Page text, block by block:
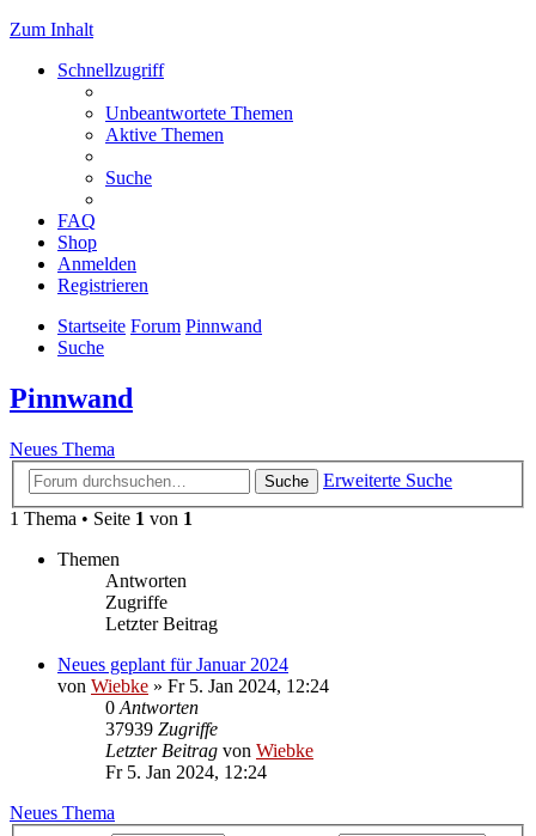
Zum Inhalt
Schnellzugriff
Unbeantwortete Themen
Aktive Themen
Suche
FAQ
Shop
Anmelden
Registrieren
Startseite Forum Pinnwand
Suche
Pinnwand
Neues Thema
Suche
Erweiterte Suche
1 Thema • Seite 1 von 1
Themen
Antworten
Zugriffe
Letzter Beitrag
Neues geplant für Januar 2024
von Wiebke » Fr 5. Jan 2024, 12:24
0Antworten
37939 Zugriffe
Letzter Beitrag von Wiebke
Fr 5. Jan 2024, 12:24
Neues Thema